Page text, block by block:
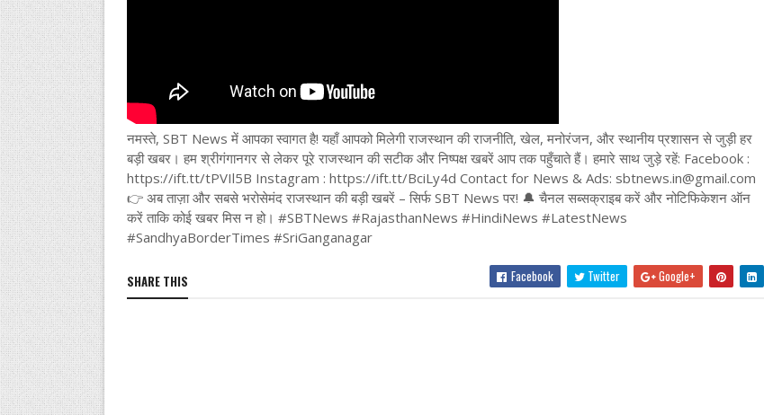
नमस्ते, SBT News में आपका स्वागत है! यहाँ आपको मिलेगी राजस्थान की राजनीति, खेल, मनोरंजन, और स्थानीय प्रशासन से जुड़ी हर
बड़ी खबर। हम श्रीगंगानगर से लेकर पूरे राजस्थान की सटीक और निष्पक्ष खबरें आप तक पहुँचाते हैं। हमारे साथ जुड़े रहें: Facebook :
https://ift.tt/tPVIl5B Instagram : https://ift.tt/BciLy4d Contact for News & Ads: sbtnews.in@gmail.com
👉 अब ताज़ा और सबसे भरोसेमंद राजस्थान की बड़ी खबरें – सिर्फ SBT News पर! 🔔 चैनल सब्सक्राइब करें और नोटिफिकेशन ऑन
करें ताकि कोई खबर मिस न हो। #SBTNews #RajasthanNews #HindiNews #LatestNews
#SandhyaBorderTimes #SriGanganagar
SHARE THIS Facebook Twitter Google+